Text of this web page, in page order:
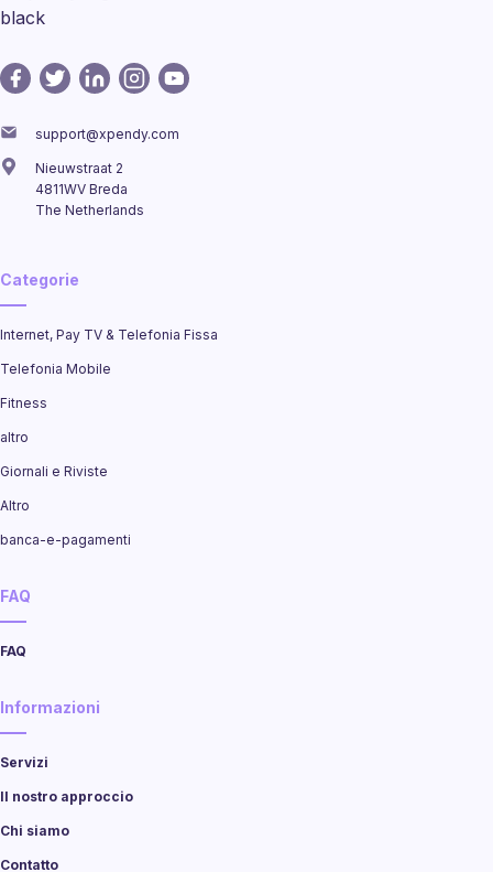
support@xpendy.com
Nieuwstraat 2
4811WV Breda
The Netherlands
Categorie
Internet, Pay TV & Telefonia Fissa
Telefonia Mobile
Fitness
altro
Giornali e Riviste
Altro
banca-e-pagamenti
FAQ
FAQ
Informazioni
Servizi
Il nostro approccio
Chi siamo
Contatto